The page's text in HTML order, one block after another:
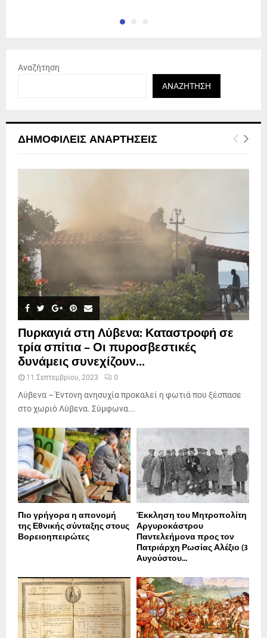
Αναζήτηση
ΑΝΑΖΉΤΗΣΗ
ΔΗΜΟΦΙΛΕΊΣ ΑΝΑΡΤΉΣΕΙΣ
Πυρκαγιά στη Λύβενα: Καταστροφή σε
τρία σπίτια – Οι πυροσβεστικές
δυνάμεις συνεχίζουν...
11 Σεπτεμβρίου, 2023 0
Λύβενα – Έντονη ανησυχία προκαλεί η φωτιά που ξέσπασε
στο χωριό Λύβενα. Σύμφωνα...
Πιο γρήγορα η απονοµή
της Εθνικής σύνταξης στους
Βορειοηπειρώτες
Έκκληση του Μητροπολίτη
Αργυροκάστρου
Παντελεήμονα προς τον
Πατριάρχη Ρωσίας Αλέξιο (3
Αυγούστου...